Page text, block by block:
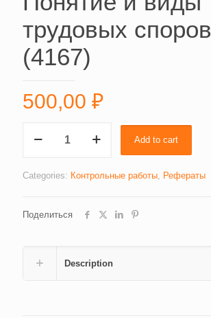
трудовых споров
(4167)
500,00 ₽
трудовых
quantity
Add to cart
Categories: Контрольные работы Рефераты
Поделиться
Description